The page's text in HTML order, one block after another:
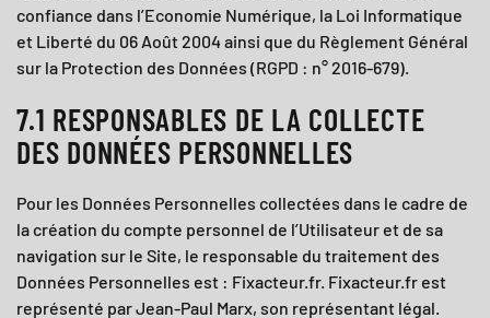
confiance dans l’Economie Numérique, la Loi Informatique
et Liberté du 06 Août 2004 ainsi que du Règlement Général
sur la Protection des Données (RGPD : n° 2016-679).
7.1 RESPONSABLES DE LA COLLECTE
DES DONNÉES PERSONNELLES
Pour les Données Personnelles collectées dans le cadre de
la création du compte personnel de l’Utilisateur et de sa
navigation sur le Site, le responsable du traitement des
Données Personnelles est : Fixacteur.fr. Fixacteur.fr est
représenté par Jean-Paul Marx, son représentant légal.